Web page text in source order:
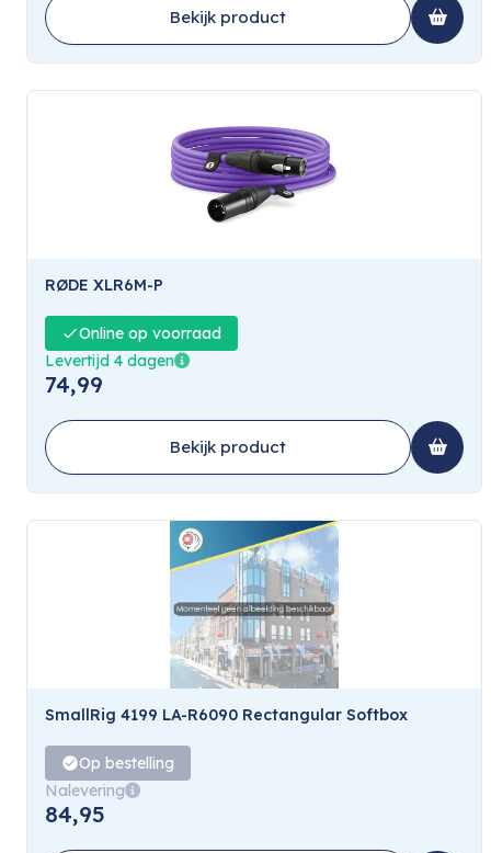
Bekijk product
RØDE XLR6M-P
Online op voorraad
Levertijd 4 dagen
74,99
Bekijk product
SmallRig 4199 LA-R6090 Rectangular Softbox
Op bestelling
Nalevering
84,95